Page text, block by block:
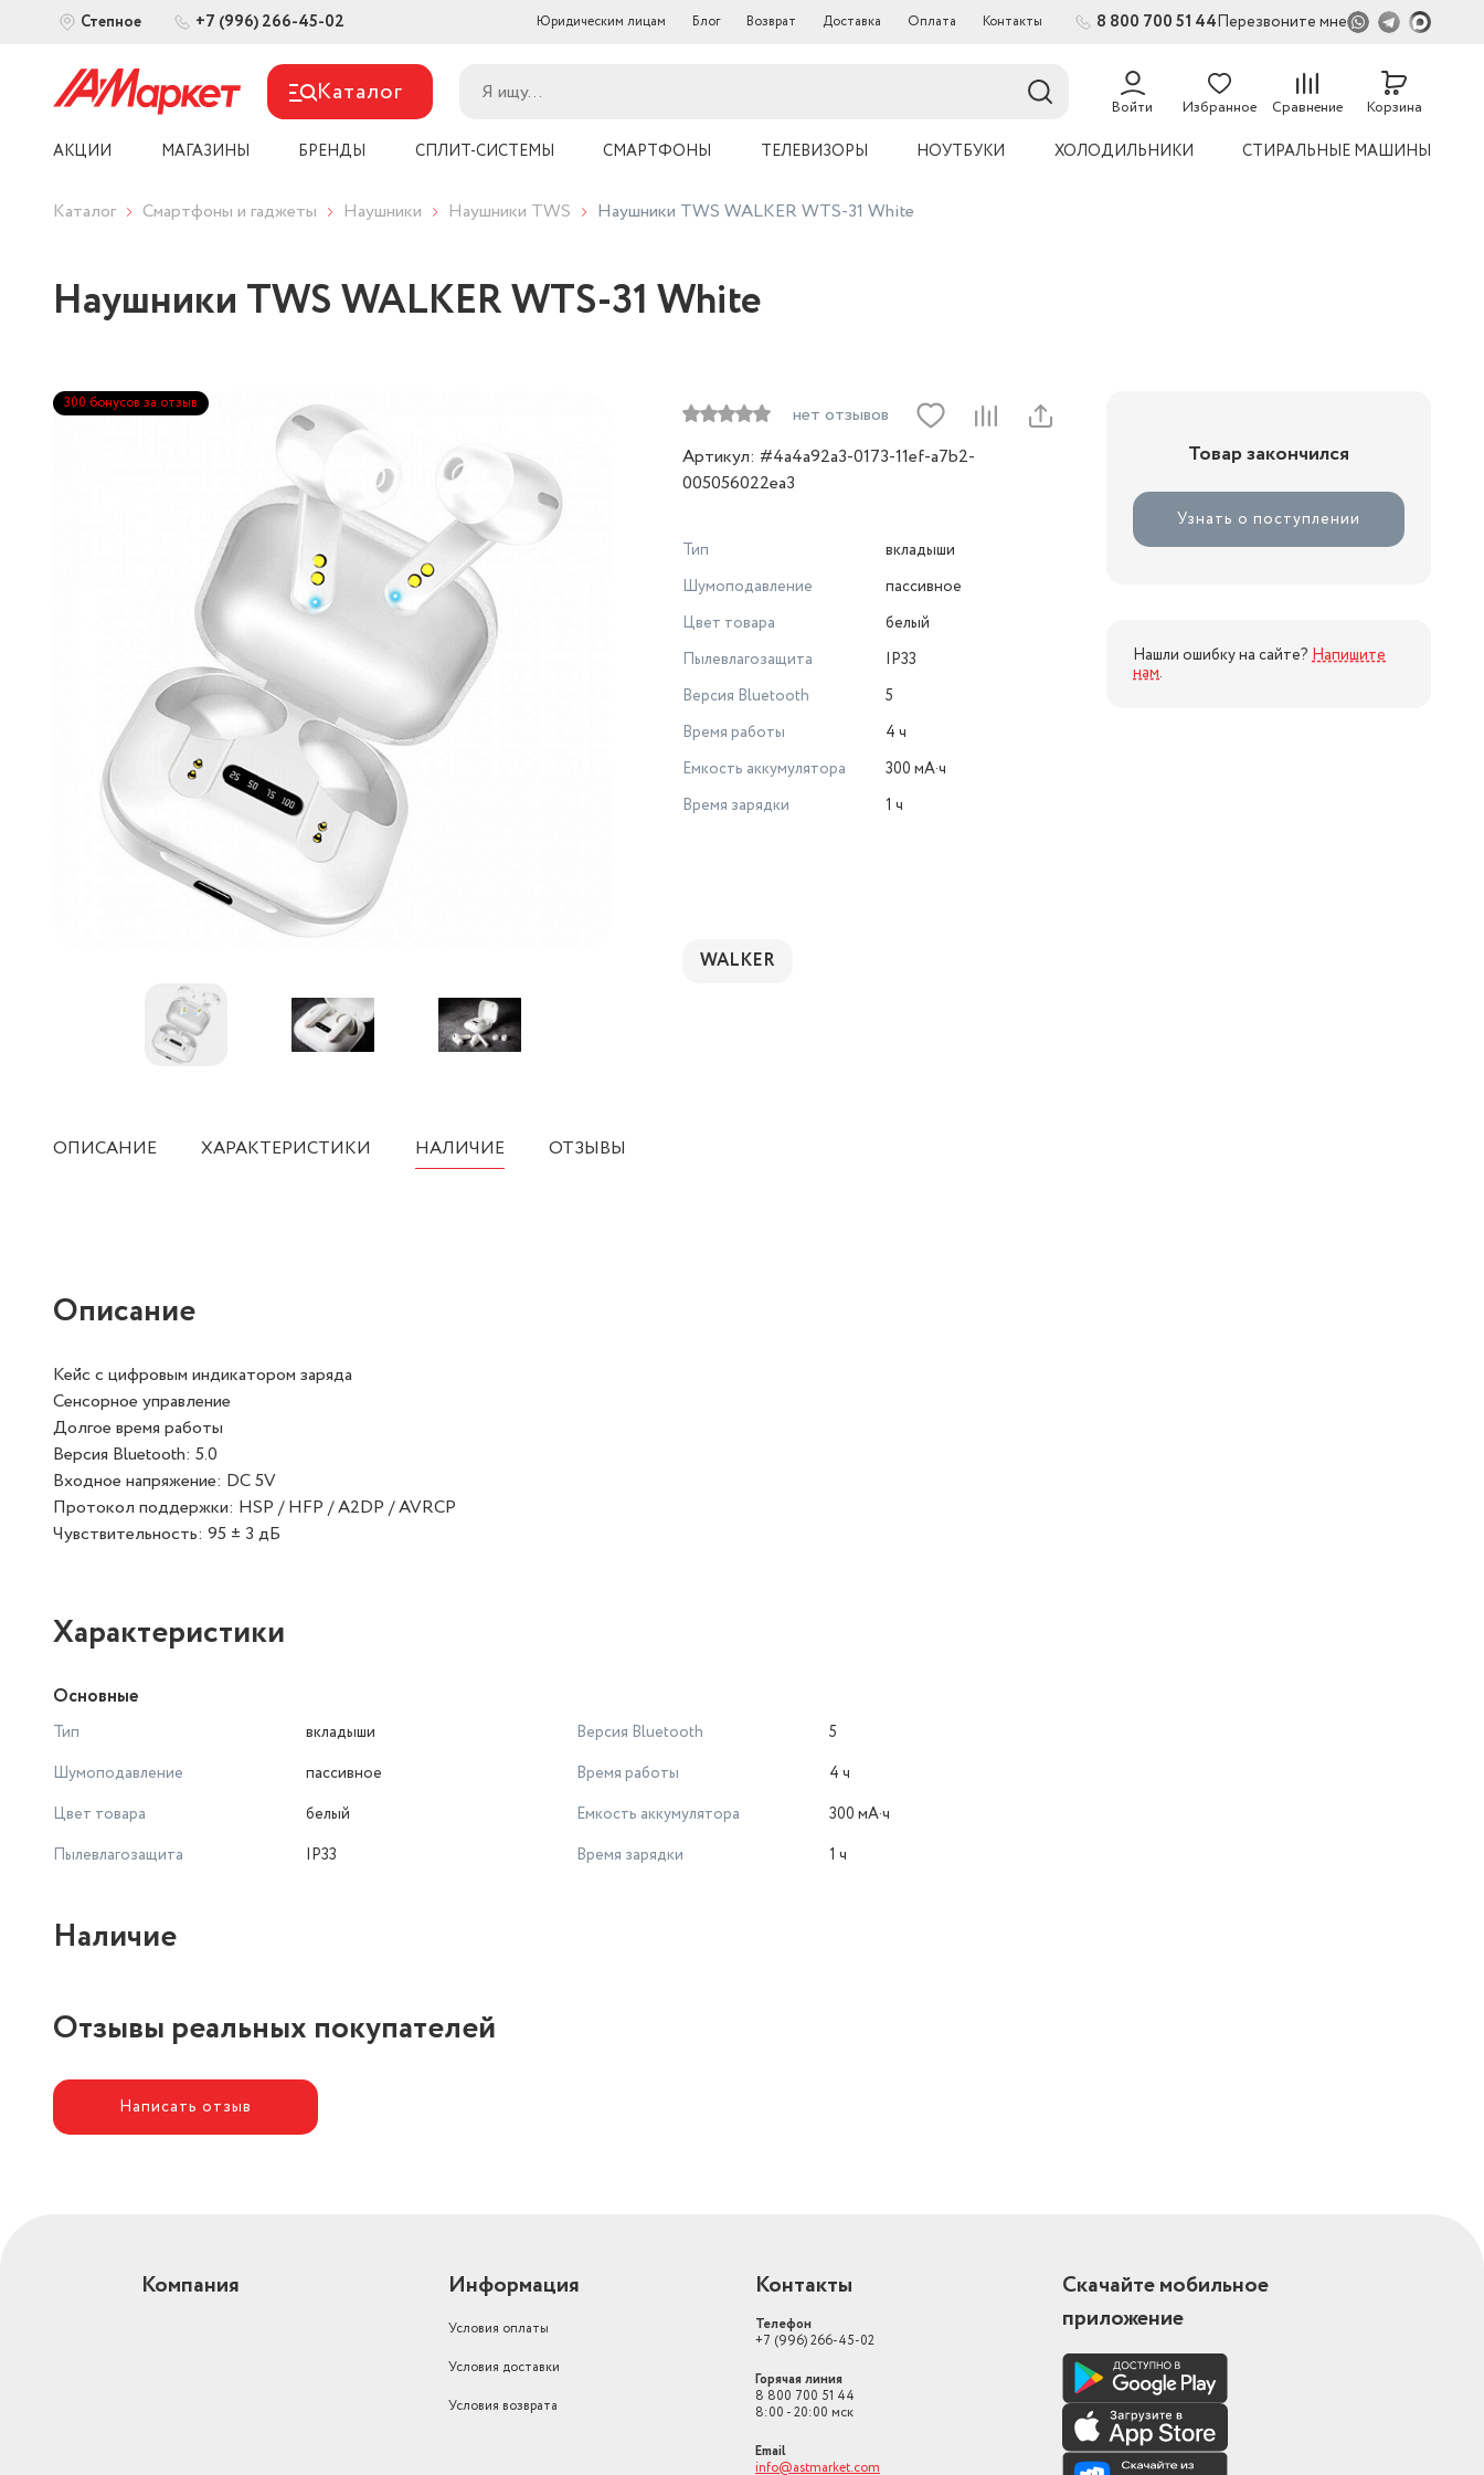
Степное +7 (996) 266-45-02 Юридическим лицам Блог Возврат Доставка Оплата Контакты 8 800 700 51 44Перезвоните мне
Каталог Войти Избранное Сравнение
54
Корзина
АКЦИИ МАГАЗИНЫ БРЕНДЫ СПЛИТ-СИСТЕМЫ СМАРТФОНЫ ТЕЛЕВИЗОРЫ НОУТБУКИ ХОЛОДИЛЬНИКИ СТИРАЛЬНЫЕ МАШИНЫ
Каталог Смартфоны и гаджеты Наушники Наушники TWS Наушники TWS WALKER WTS-31 White
Наушники TWS WALKER WTS-31 White
300 бонусов за отзыв
нет отзывов
Артикул: #4a4a92a3-0173-11ef-a7b2-
005056022ea3
Тип
вкладыши
Шумоподавление
пассивное
Цвет товара
белый
Пылевлагозащита
IP33
Версия Bluetooth
5
Время работы
4 ч
Емкость аккумулятора
300 мА·ч
Время зарядки
1 ч
WALKER
Товар закончился
Узнать о поступлении
Нашли ошибку на сайте? Напишите
нам.
ОПИСАНИЕ ХАРАКТЕРИСТИКИ НАЛИЧИЕ ОТЗЫВЫ
Описание
Кейс с цифровым индикатором заряда
Сенсорное управление
Долгое время работы
Версия Bluetooth: 5.0
Входное напряжение: DC 5V
Протокол поддержки: HSP / HFP / A2DP / AVRCP
Чувствительность: 95 ± 3 дБ
Характеристики
Основные
Тип
вкладыши
Шумоподавление
пассивное
Цвет товара
белый
Пылевлагозащита
IP33
Версия Bluetooth
5
Время работы
4 ч
Емкость аккумулятора
300 мА·ч
Время зарядки
1 ч
Наличие
Отзывы реальных покупателей
Написать отзыв
Компания Информация
Условия оплаты
Условия доставки
Условия возврата
Контакты
Телефон
+7 (996) 266-45-02
Горячая линия
8 800 700 51 44
8:00 - 20:00 мск
Email
info@astmarket.com
Скачайте мобильное
приложение